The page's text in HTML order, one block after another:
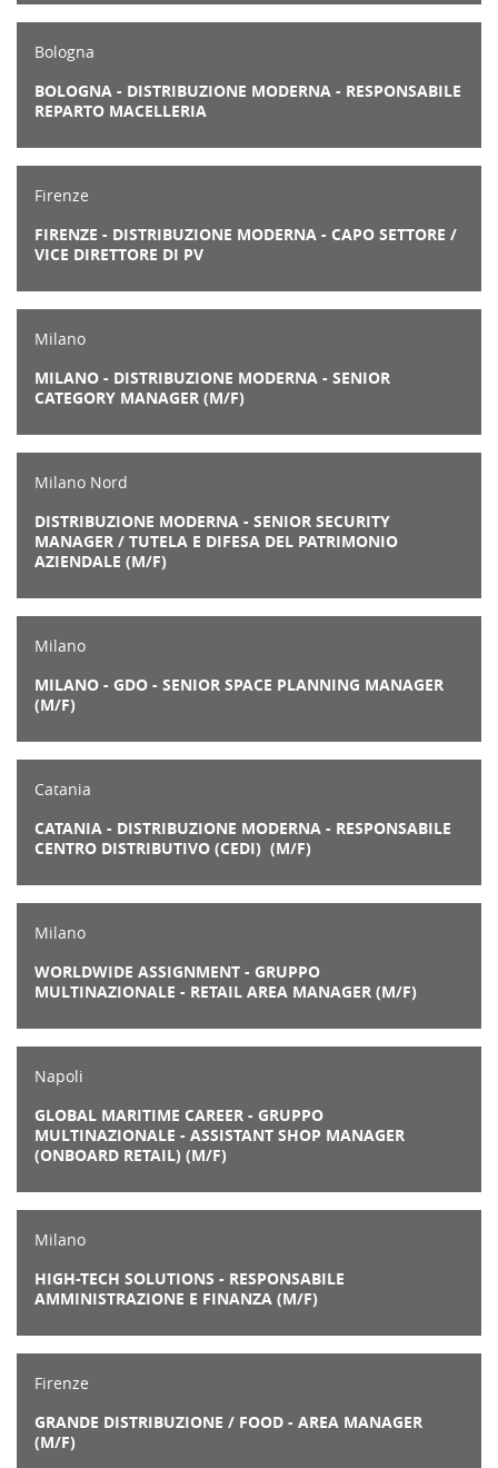
Bologna
BOLOGNA - DISTRIBUZIONE MODERNA - RESPONSABILE
REPARTO MACELLERIA
Firenze
FIRENZE - DISTRIBUZIONE MODERNA - CAPO SETTORE /
VICE DIRETTORE DI PV
Milano
MILANO - DISTRIBUZIONE MODERNA - SENIOR
CATEGORY MANAGER (M/F)
Milano Nord
DISTRIBUZIONE MODERNA - SENIOR SECURITY
MANAGER / TUTELA E DIFESA DEL PATRIMONIO
AZIENDALE (M/F)
Milano
MILANO - GDO - SENIOR SPACE PLANNING MANAGER
(M/F)
Catania
CATANIA - DISTRIBUZIONE MODERNA - RESPONSABILE
CENTRO DISTRIBUTIVO (CEDI) (M/F)
Milano
WORLDWIDE ASSIGNMENT - GRUPPO
MULTINAZIONALE - RETAIL AREA MANAGER (M/F)
Napoli
GLOBAL MARITIME CAREER - GRUPPO
MULTINAZIONALE - ASSISTANT SHOP MANAGER
(ONBOARD RETAIL) (M/F)
Milano
HIGH-TECH SOLUTIONS - RESPONSABILE
AMMINISTRAZIONE E FINANZA (M/F)
Firenze
GRANDE DISTRIBUZIONE / FOOD - AREA MANAGER
(M/F)